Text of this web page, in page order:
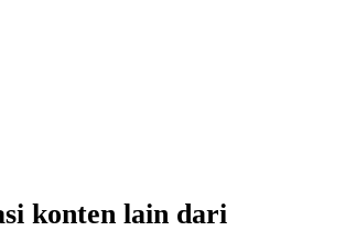
konten lain dari